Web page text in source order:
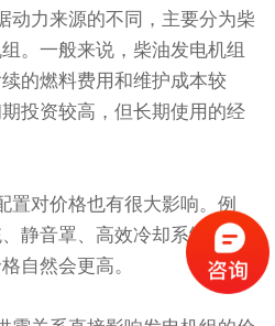
力来源的不同，主要分为柴
。一般来说，柴油发电机组
的燃料费用和维护成本较
投资较高，但长期使用的经
对价格也有很大影响。例
静音罩、高效冷却系统等附
自然会更高。